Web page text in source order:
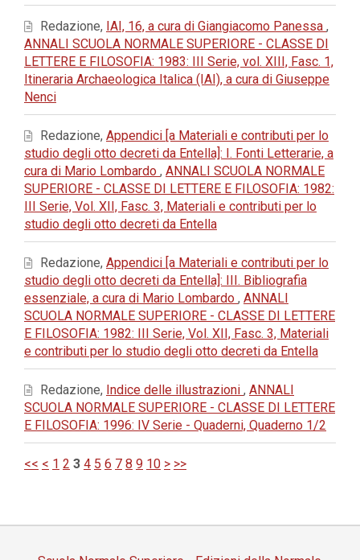
Redazione, IAI, 16, a cura di Giangiacomo Panessa ,
ANNALI SCUOLA NORMALE SUPERIORE - CLASSE DI
LETTERE E FILOSOFIA: 1983: III Serie, vol. XIII, Fasc. 1,
Itineraria Archaeologica Italica (IAI), a cura di Giuseppe
Nenci
Redazione, Appendici [a Materiali e contributi per lo
studio degli otto decreti da Entella]: I. Fonti Letterarie, a
cura di Mario Lombardo , ANNALI SCUOLA NORMALE
SUPERIORE - CLASSE DI LETTERE E FILOSOFIA: 1982:
III Serie, Vol. XII, Fasc. 3, Materiali e contributi per lo
studio degli otto decreti da Entella
Redazione, Appendici [a Materiali e contributi per lo
studio degli otto decreti da Entella]: III. Bibliografia
essenziale, a cura di Mario Lombardo , ANNALI
SCUOLA NORMALE SUPERIORE - CLASSE DI LETTERE
E FILOSOFIA: 1982: III Serie, Vol. XII, Fasc. 3, Materiali
e contributi per lo studio degli otto decreti da Entella
Redazione, Indice delle illustrazioni , ANNALI
SCUOLA NORMALE SUPERIORE - CLASSE DI LETTERE
E FILOSOFIA: 1996: IV Serie - Quaderni, Quaderno 1/2
<< < 1 2 3 4 5 6 7 8 9 10 > >>